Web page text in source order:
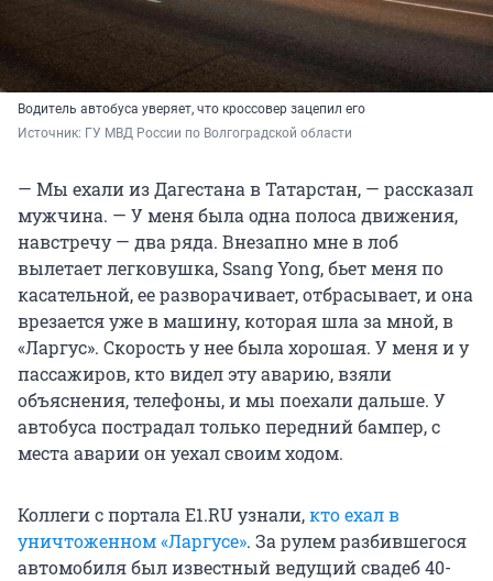
Водитель автобуса уверяет, что кроссовер зацепил его
Источник: ГУ МВД России по Волгоградской области
— Мы ехали из Дагестана в Татарстан, — рассказал
мужчина. — У меня была одна полоса движения,
навстречу — два ряда. Внезапно мне в лоб
вылетает легковушка, Ssang Yong, бьет меня по
касательной, ее разворачивает, отбрасывает, и она
врезается уже в машину, которая шла за мной, в
«Ларгус». Скорость у нее была хорошая. У меня и у
пассажиров, кто видел эту аварию, взяли
объяснения, телефоны, и мы поехали дальше. У
автобуса пострадал только передний бампер, с
места аварии он уехал своим ходом.
Коллеги с портала Е1.RU узнали,кто ехал в
уничтоженном «Ларгусе». За рулем разбившегося
автомобиля был известный ведущий свадеб 40-